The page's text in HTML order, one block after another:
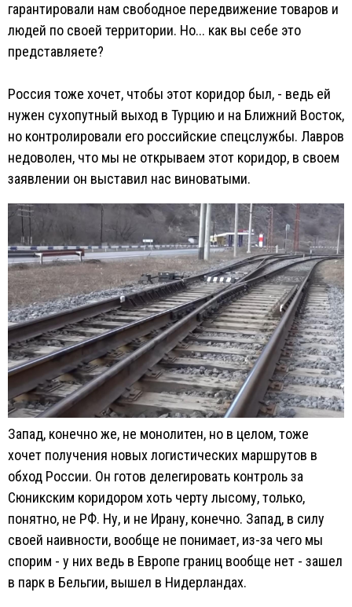
гарантировали нам свободное передвижение товаров и
людей по своей территории. Но... как вы себе это
представляете?
Россия тоже хочет, чтобы этот коридор был, - ведь ей
нужен сухопутный выход в Турцию и на Ближний Восток,
но контролировали его российские спецслужбы. Лавров
недоволен, что мы не открываем этот коридор, в своем
заявлении он выставил нас виноватыми.
Запад, конечно же, не монолитен, но в целом, тоже
хочет получения новых логистических маршрутов в
обход России. Он готов делегировать контроль за
Сюникским коридором хоть черту лысому, только,
понятно, не РФ. Ну, и не Ирану, конечно. Запад, в силу
своей наивности, вообще не понимает, из-за чего мы
спорим - у них ведь в Европе границ вообще нет - зашел
в парк в Бельгии, вышел в Нидерландах.